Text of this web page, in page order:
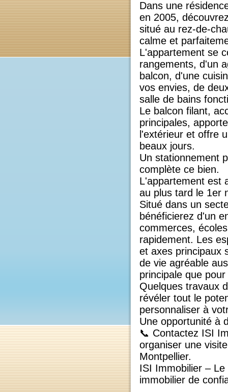
Appartement T3
Montpellier
Dans une
en 2005,
situé au rez-de-
calme et
L'appartement
rangements,
balcon, d'une
vos envies, de
salle de bains
Le balcon filant,
principales,
l'extérieur et
beaux jours.
Un
complète ce
L'appartement
au plus tard le
Situé dans un
bénéficierez
commerces,
rapidement. Les
et axes
de vie agréable
principale que
Quelques
révéler tout le
personnaliser à
Une opportunité
📞 Contactez ISI
organiser une